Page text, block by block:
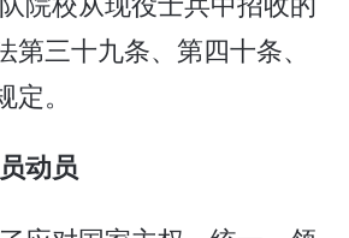
第三十九条、第四十条、
。
动员